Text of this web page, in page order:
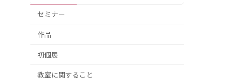
セミナー
作品
初個展
教室に関すること